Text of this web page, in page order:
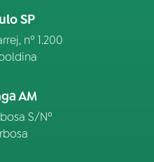
SP
nº 1.200
AM
S/Nº